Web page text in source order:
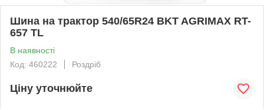
Шина на трактор 540/65R24 BKT AGRIMAX RT-
657 TL
В наявності
Код: 460222
Роздріб
Ціну уточнюйте